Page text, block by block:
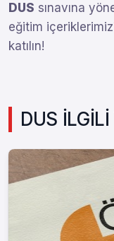
DUS sınavına
eğitim
katılın!
DUS